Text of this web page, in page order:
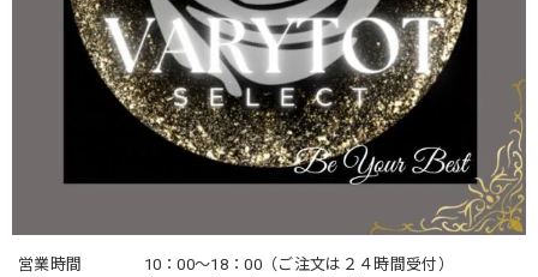
営業時間
10：00〜18：00（ご注文は２４時間受付）